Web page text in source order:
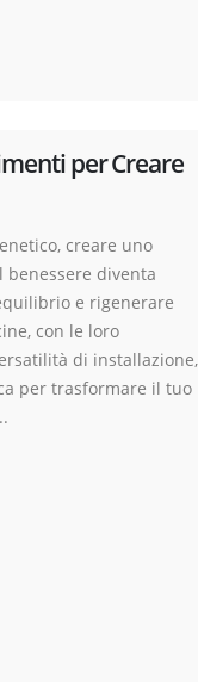
per Creare
creare uno
benessere diventa
e rigenerare
con le loro
di installazione,
per trasformare il tuo